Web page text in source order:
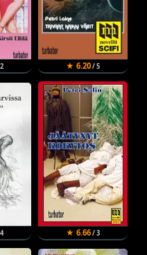
★ 6.20/ 5
★ 6.66/ 3